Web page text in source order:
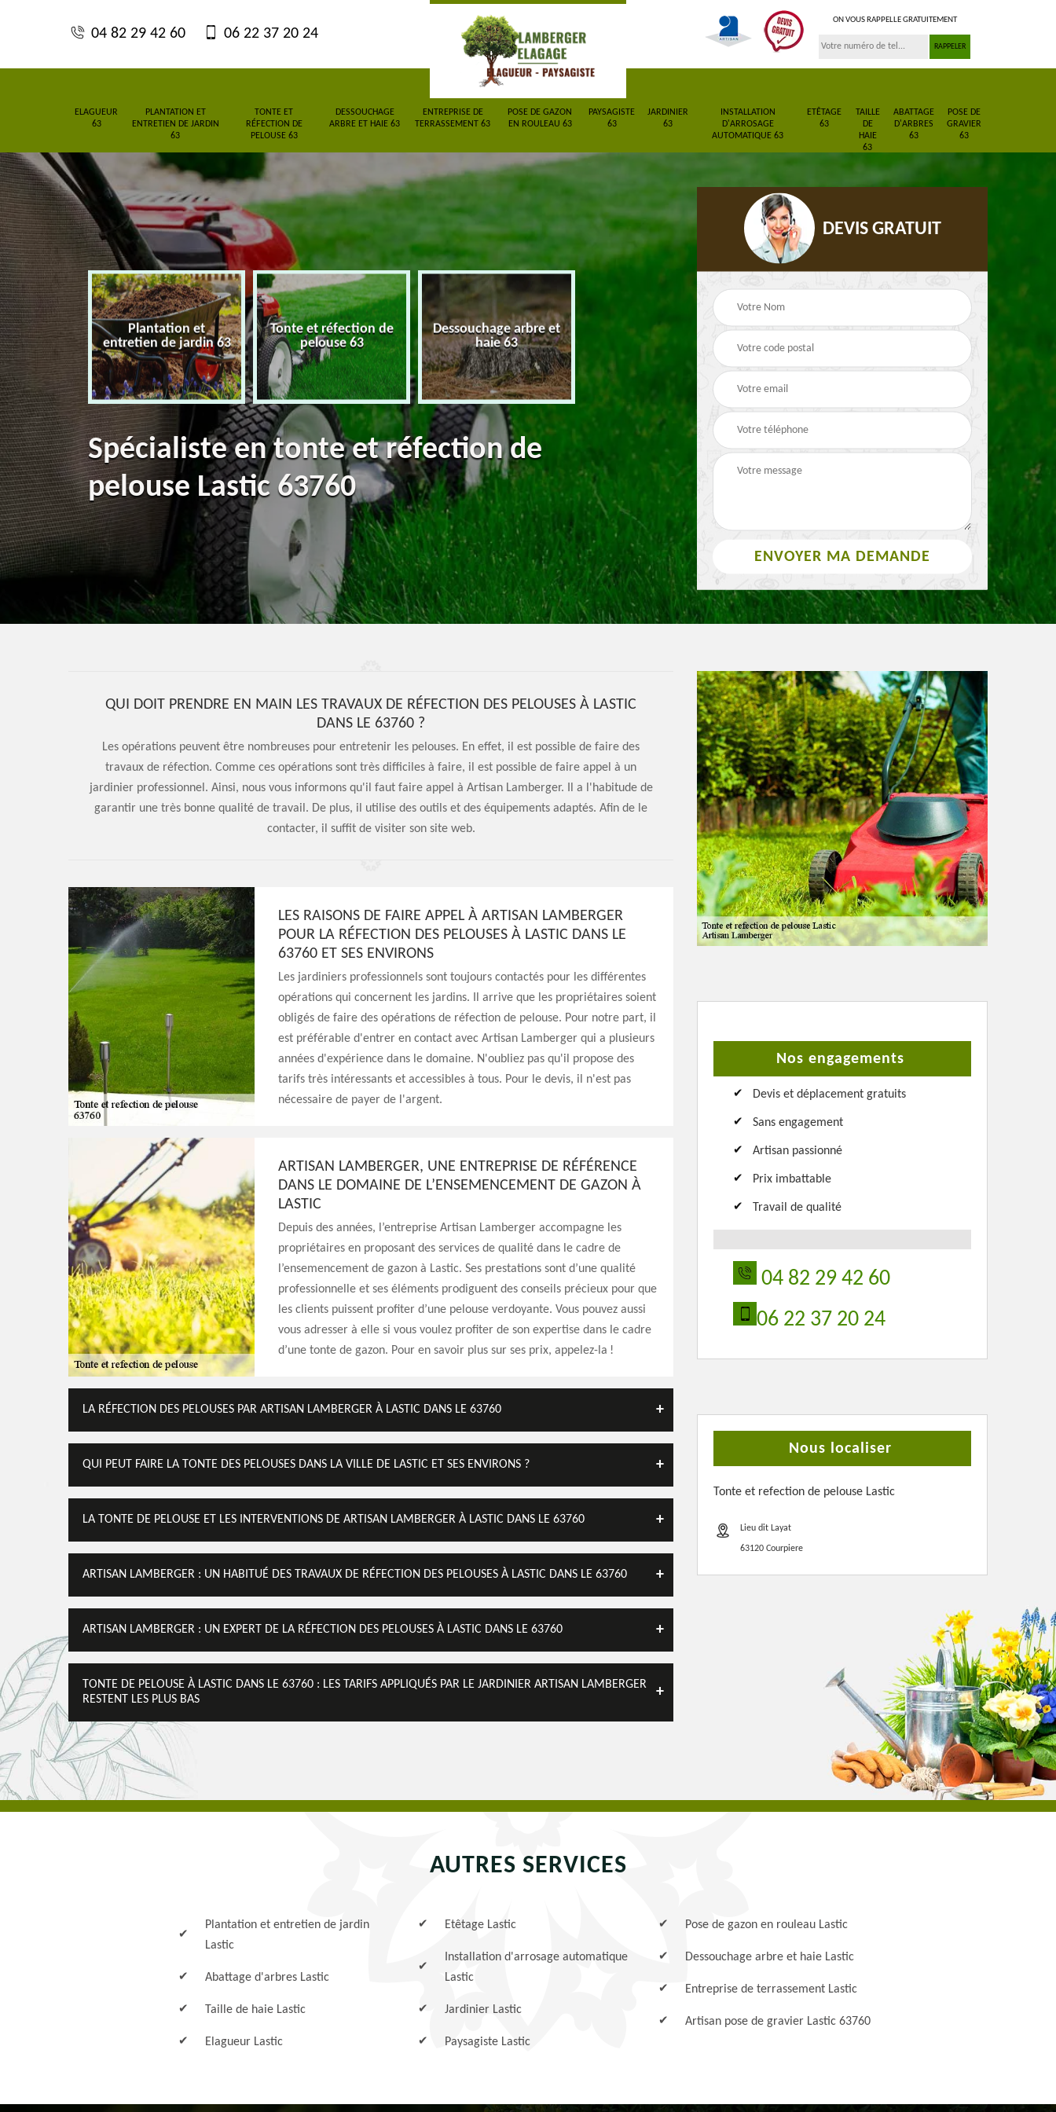
04 82 29 42 60 06 22 37 20 24
ON VOUS RAPPELLE GRATUITEMENT
ELAGUEUR
63
PLANTATION ET
ENTRETIEN DE JARDIN
63
TONTE ET
RÉFECTION DE
PELOUSE 63
DESSOUCHAGE
ARBRE ET HAIE 63
ENTREPRISE DE
TERRASSEMENT 63
POSE DE GAZON
EN ROULEAU 63
PAYSAGISTE
63
JARDINIER
63
INSTALLATION
D'ARROSAGE
AUTOMATIQUE 63
ETÊTAGE
63
TAILLE
DE
HAIE
63
ABATTAGE
D'ARBRES
63
POSE DE
GRAVIER
63
et
jardin 63
Tonte et réfection de
pelouse 63
Dessouchage arbre et
haie 63
Entreprise de
terrassement 63
Pose de gazon en
rouleau 63
Jardinier 63
Spécialiste en tonte et réfection de
pelouse Lastic 63760
DEVIS GRATUIT
QUI DOIT PRENDRE EN MAIN LES TRAVAUX DE RÉFECTION DES PELOUSES À LASTIC
DANS LE 63760 ?
Les opérations peuvent être nombreuses pour entretenir les pelouses. En effet, il est possible de faire des
travaux de réfection. Comme ces opérations sont très difficiles à faire, il est possible de faire appel à un
jardinier professionnel. Ainsi, nous vous informons qu'il faut faire appel à Artisan Lamberger. Il a l'habitude de
garantir une très bonne qualité de travail. De plus, il utilise des outils et des équipements adaptés. Afin de le
contacter, il suffit de visiter son site web.
LES RAISONS DE FAIRE APPEL À ARTISAN LAMBERGER
POUR LA RÉFECTION DES PELOUSES À LASTIC DANS LE
63760 ET SES ENVIRONS
Les jardiniers professionnels sont toujours contactés pour les différentes
opérations qui concernent les jardins. Il arrive que les propriétaires soient
obligés de faire des opérations de réfection de pelouse. Pour notre part, il
est préférable d'entrer en contact avec Artisan Lamberger qui a plusieurs
années d'expérience dans le domaine. N'oubliez pas qu'il propose des
tarifs très intéressants et accessibles à tous. Pour le devis, il n'est pas
nécessaire de payer de l'argent.
ARTISAN LAMBERGER, UNE ENTREPRISE DE RÉFÉRENCE
DANS LE DOMAINE DE L’ENSEMENCEMENT DE GAZON À
LASTIC
Depuis des années, l’entreprise Artisan Lamberger accompagne les
propriétaires en proposant des services de qualité dans le cadre de
l’ensemencement de gazon à Lastic. Ses prestations sont d’une qualité
professionnelle et ses éléments prodiguent des conseils précieux pour que
les clients puissent profiter d’une pelouse verdoyante. Vous pouvez aussi
vous adresser à elle si vous voulez profiter de son expertise dans le cadre
d’une tonte de gazon. Pour en savoir plus sur ses prix, appelez-la !
LA RÉFECTION DES PELOUSES PAR ARTISAN LAMBERGER À LASTIC DANS LE 63760
QUI PEUT FAIRE LA TONTE DES PELOUSES DANS LA VILLE DE LASTIC ET SES ENVIRONS ?
LA TONTE DE PELOUSE ET LES INTERVENTIONS DE ARTISAN LAMBERGER À LASTIC DANS LE 63760
ARTISAN LAMBERGER : UN HABITUÉ DES TRAVAUX DE RÉFECTION DES PELOUSES À LASTIC DANS LE 63760
ARTISAN LAMBERGER : UN EXPERT DE LA RÉFECTION DES PELOUSES À LASTIC DANS LE 63760
TONTE DE PELOUSE À LASTIC DANS LE 63760 : LES TARIFS APPLIQUÉS PAR LE JARDINIER ARTISAN LAMBERGER
RESTENT LES PLUS BAS
Nos engagements
Devis et déplacement gratuits
Sans engagement
Artisan passionné
Prix imbattable
Travail de qualité
04 82 29 42 60
06 22 37 20 24
Nous localiser
Tonte et refection de pelouse Lastic
Lieu dit Layat
63120 Courpiere
AUTRES SERVICES
Plantation et entretien de jardin
Lastic
Abattage d'arbres Lastic
Taille de haie Lastic
Elagueur Lastic
Etêtage Lastic
Installation d'arrosage automatique
Lastic
Jardinier Lastic
Paysagiste Lastic
Pose de gazon en rouleau Lastic
Dessouchage arbre et haie Lastic
Entreprise de terrassement Lastic
Artisan pose de gravier Lastic 63760